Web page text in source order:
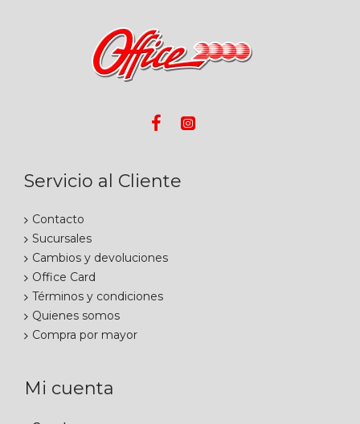
Servicio al Cliente
Contacto
Sucursales
Cambios y devoluciones
Office Card
Términos y condiciones
Quienes somos
Compra por mayor
Mi cuenta